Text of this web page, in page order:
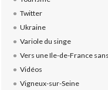
Twitter
Ukraine
Variole du singe
Vers une Ile-de-France
Vidéos
Vigneux-sur-Seine